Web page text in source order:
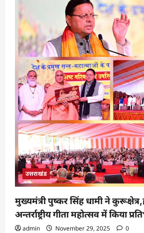
उत्तराखंड
मुख्यमंत्री पुष्कर सिंह धामी ने
अन्तर्राष्ट्रीय गीता महोत्सव में किया
admin November 29, 2025 0